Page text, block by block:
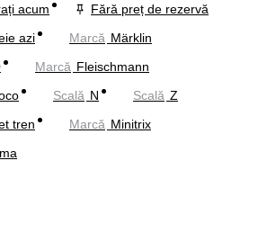
acum
Fără preț de rezervă
azi
Marcă Märklin
Marcă Fleischmann
Scală N Scală Z
tren Marcă Minitrix